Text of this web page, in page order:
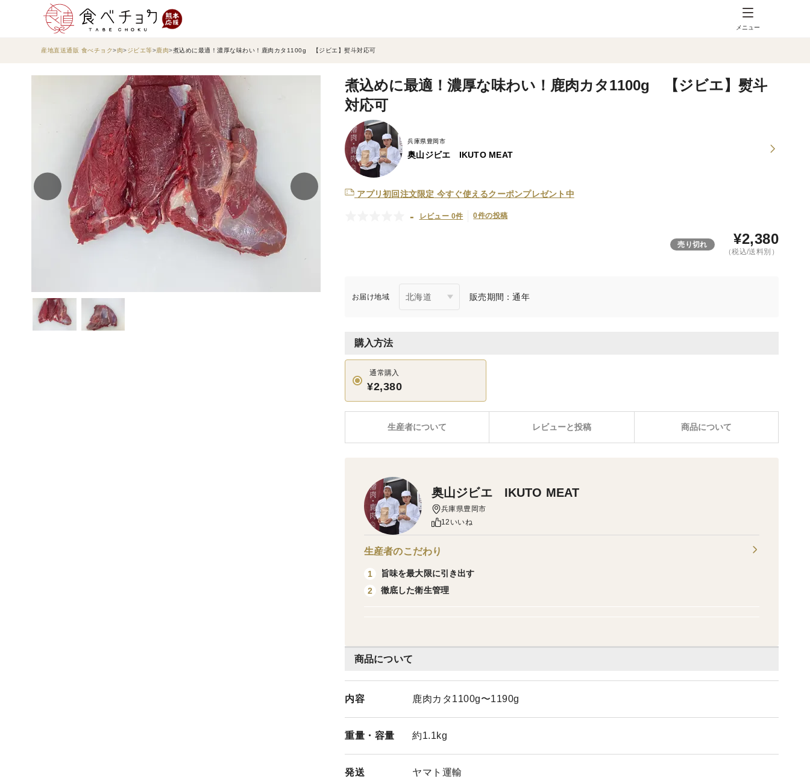
メニュー
産地直送通販 食べチョク 肉 ジビエ等 鹿肉 煮込めに最適！濃厚な味わい！鹿肉カタ1100g 【ジビエ】熨斗対応可
煮込めに最適！濃厚な味わい！鹿肉カタ1100g 【ジビエ】熨斗
対応可
兵庫県豊岡市
奥山ジビエ IKUTO MEAT
アプリ初回注文限定 今すぐ使えるクーポンプレゼント中
- レビュー 0件 0件の投稿
売り切れ ¥2,380
（税込/送料別）
お届け地域 販売期間：通年
購入方法
通常購入
¥2,380
レビューと投稿 商品について
生産者について
商品について
内容 鹿肉カタ1100g〜1190g
重量・ 容量 約1.1kg
発送 ヤマト運輸
奥山ジビエ IKUTO MEAT
兵庫県豊岡市
12いいね
生産者のこだわり
1
旨味を最大限に引き出す
2
徹底した衛生管理